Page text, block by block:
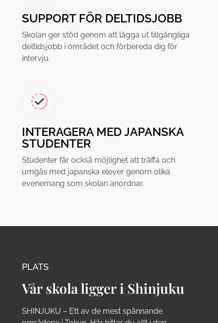
SUPPORT FÖR DELTIDSJOBB
Skolan ger stöd genom att lägga ut tillgängliga
deltidsjobb i området och förbereda dig för
intervju.
INTERAGERA MED JAPANSKA
STUDENTER
Studenter får också möjlighet att träffa och
umgås med japanska elever genom olika
evenemang som skolan anordnar.
PLATS
Vår skola ligger i Shinjuku
SHINJUKU – Ett av de mest spännande